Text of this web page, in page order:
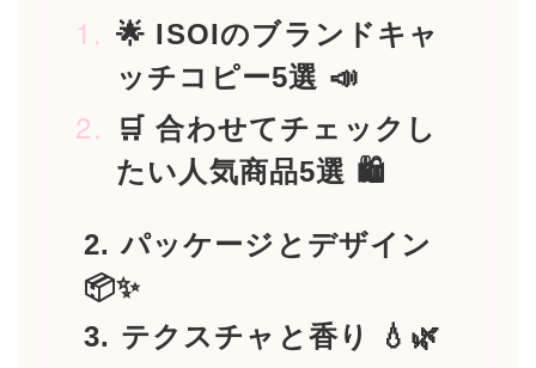
🌟 ISOIのブランドキャ
ッチコピー5選 📣
🛒 合わせてチェックし
たい人気商品5選 🛍️
2. パッケージとデザイン
📦✨
3. テクスチャと香り 💧🌿